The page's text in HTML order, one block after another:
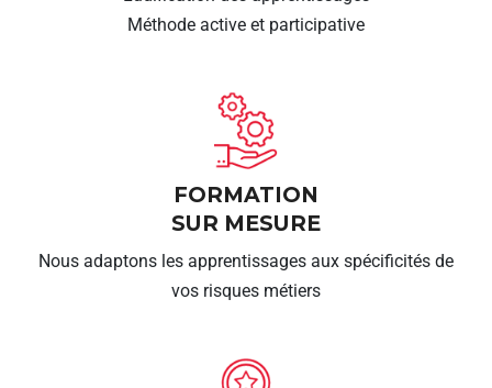
Méthode active et participative
FORMATION
SUR MESURE
Nous adaptons les apprentissages aux spécificités de
vos risques métiers